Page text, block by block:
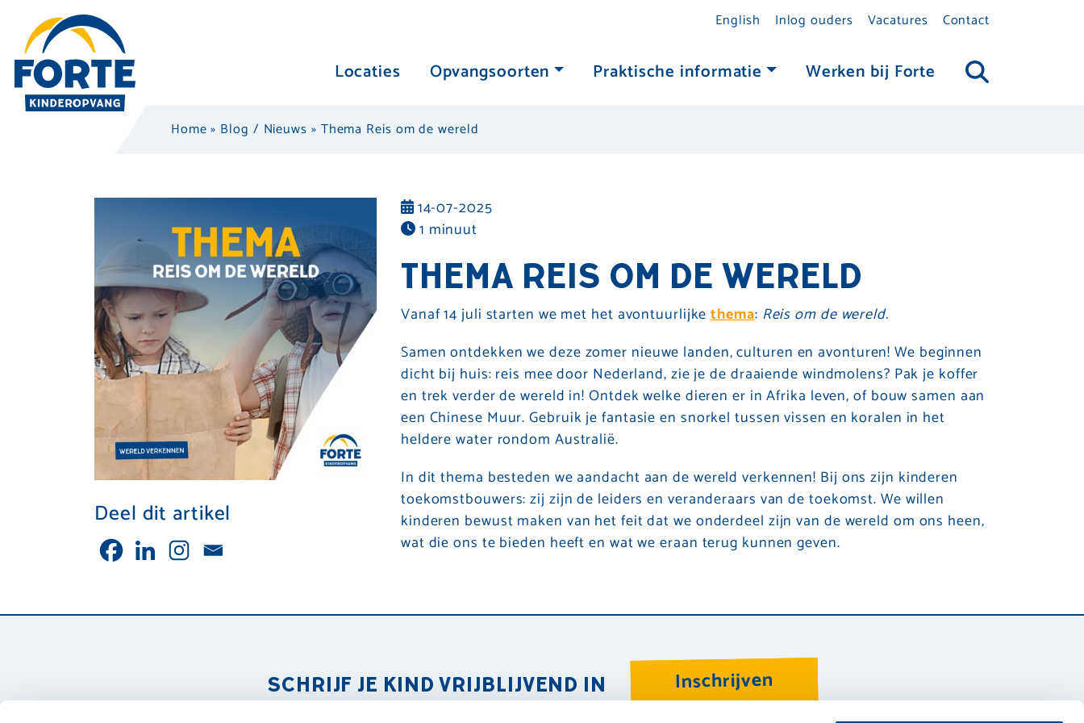
English Inlog ouders Vacatures Contact
Locaties Opvangsoorten Praktische informatie Werken bij Forte
Home» Blog / Nieuws » Thema Reis om de wereld
Deel dit artikel
14-07-2025
1 minuut
THEMA REIS OM DE WERELD
Vanaf 14 juli starten we met het avontuurlijkethema: Reis om de wereld.
Samen ontdekken we deze zomer nieuwe landen, culturen en avonturen! We beginnen
dicht bij huis: reis mee door Nederland, zie je de draaiende windmolens? Pak je koffer
en trek verder de wereld in! Ontdek welke dieren er in Afrika leven, of bouw samen aan
een Chinese Muur. Gebruik je fantasie en snorkel tussen vissen en koralen in het
heldere water rondom Australië.
In dit thema besteden we aandacht aan de wereld verkennen! Bij ons zijn kinderen
toekomstbouwers: zij zijn de leiders en veranderaars van de toekomst. We willen
kinderen bewust maken van het feit dat we onderdeel zijn van de wereld om ons heen,
wat die ons te bieden heeft en wat we eraan terug kunnen geven.
SCHRIJF JE KIND VRIJBLIJVEND IN Inschrijven